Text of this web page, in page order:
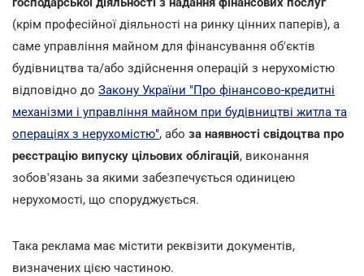
(крім професійної діяльності на ринку цінних паперів), а
саме управління майном для фінансування об'єктів
будівництва та/або здійснення операцій з нерухомістю
відповідно до Закону України "Про фінансово-кредитні
механізми і управління майном при будівництві житла та
операціях з нерухомістю", або за наявності свідоцтва про
реєстрацію випуску цільових облігацій, виконання
зобов'язань за якими забезпечується одиницею
нерухомості, що споруджується.
Така реклама має містити реквізити документів,
визначених цією частиною.